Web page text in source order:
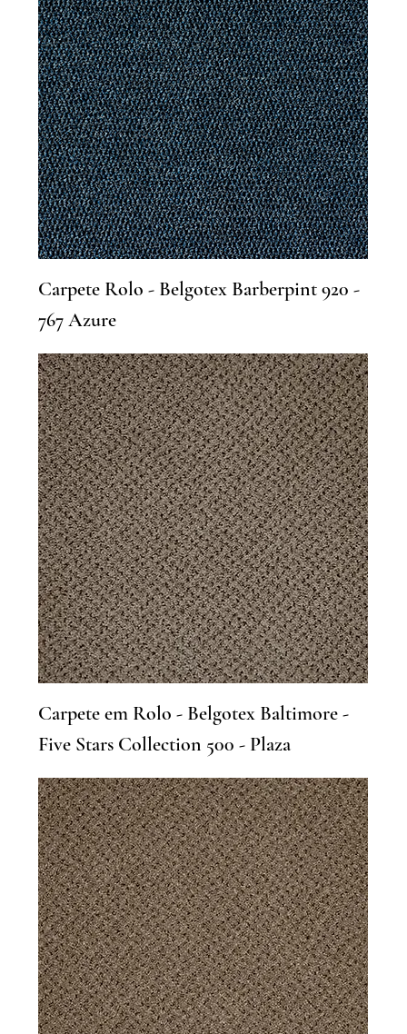
Carpete Rolo - Belgotex Barberpint 920 -
767 Azure
Carpete em Rolo - Belgotex Baltimore -
Five Stars Collection 500 - Plaza